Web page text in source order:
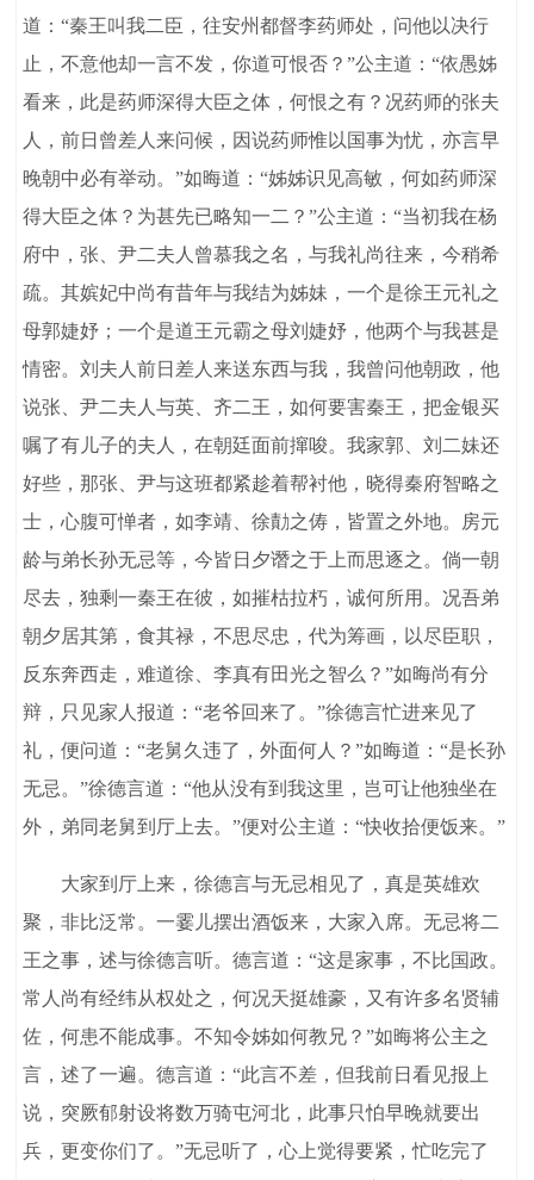
道：“秦王叫我二臣，往安州都督李药师处，问他以决行
止，不意他却一言不发，你道可恨否？”公主道：“依愚姊
看来，此是药师深得大臣之体，何恨之有？况药师的张夫
人，前日曾差人来问候，因说药师惟以国事为忧，亦言早
晚朝中必有举动。”如晦道：“姊姊识见高敏，何如药师深
得大臣之体？为甚先已略知一二？”公主道：“当初我在杨
府中，张、尹二夫人曾慕我之名，与我礼尚往来，今稍希
疏。其嫔妃中尚有昔年与我结为姊妹，一个是徐王元礼之
母郭婕妤；一个是道王元霸之母刘婕妤，他两个与我甚是
情密。刘夫人前日差人来送东西与我，我曾问他朝政，他
说张、尹二夫人与英、齐二王，如何要害秦王，把金银买
嘱了有儿子的夫人，在朝廷面前撺唆。我家郭、刘二妹还
好些，那张、尹与这班都紧趁着帮衬他，晓得秦府智略之
士，心腹可惮者，如李靖、徐勣之俦，皆置之外地。房元
龄与弟长孙无忌等，今皆日夕谮之于上而思逐之。倘一朝
尽去，独剩一秦王在彼，如摧枯拉朽，诚何所用。况吾弟
朝夕居其第，食其禄，不思尽忠，代为筹画，以尽臣职，
反东奔西走，难道徐、李真有田光之智么？”如晦尚有分
辩，只见家人报道：“老爷回来了。”徐德言忙进来见了
礼，便问道：“老舅久违了，外面何人？”如晦道：“是长孙
无忌。”徐德言道：“他从没有到我这里，岂可让他独坐在
外，弟同老舅到厅上去。”便对公主道：“快收拾便饭来。”
大家到厅上来，徐德言与无忌相见了，真是英雄欢
聚，非比泛常。一霎儿摆出酒饭来，大家入席。无忌将二
王之事，述与徐德言听。德言道：“这是家事，不比国政。
常人尚有经纬从权处之，何况天挺雄豪，又有许多名贤辅
佐，何患不能成事。不知令姊如何教兄？”如晦将公主之
言，述了一遍。德言道：“此言不差，但我前日看见报上
说，突厥郁射设将数万骑屯河北，此事只怕早晚就要出
兵，更变你们了。”无忌听了，心上觉得要紧，忙吃完了